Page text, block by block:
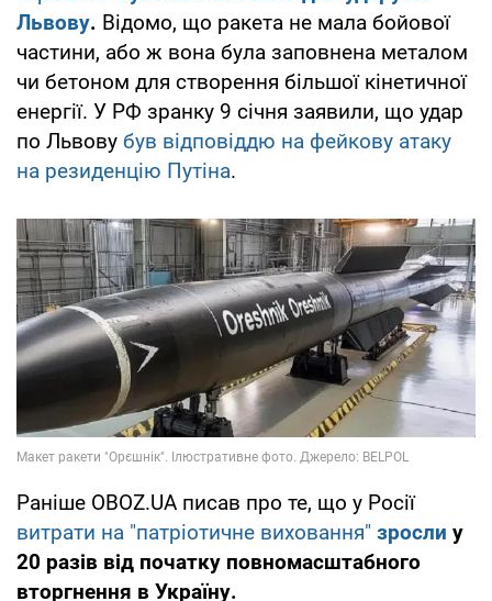
Львову. Відомо, що ракета не мала бойової
частини, або ж вона була заповнена металом
чи бетоном для створення більшої кінетичної
енергії. У РФ зранку 9 січня заявили, що удар
по Львову був відповіддю на фейкову атаку
на резиденцію Путіна.
Раніше OBOZ.UA писав про те, що у Росії
витрати на "патріотичне виховання" зросли у
20 разів від початку повномасштабного
вторгнення в Україну.